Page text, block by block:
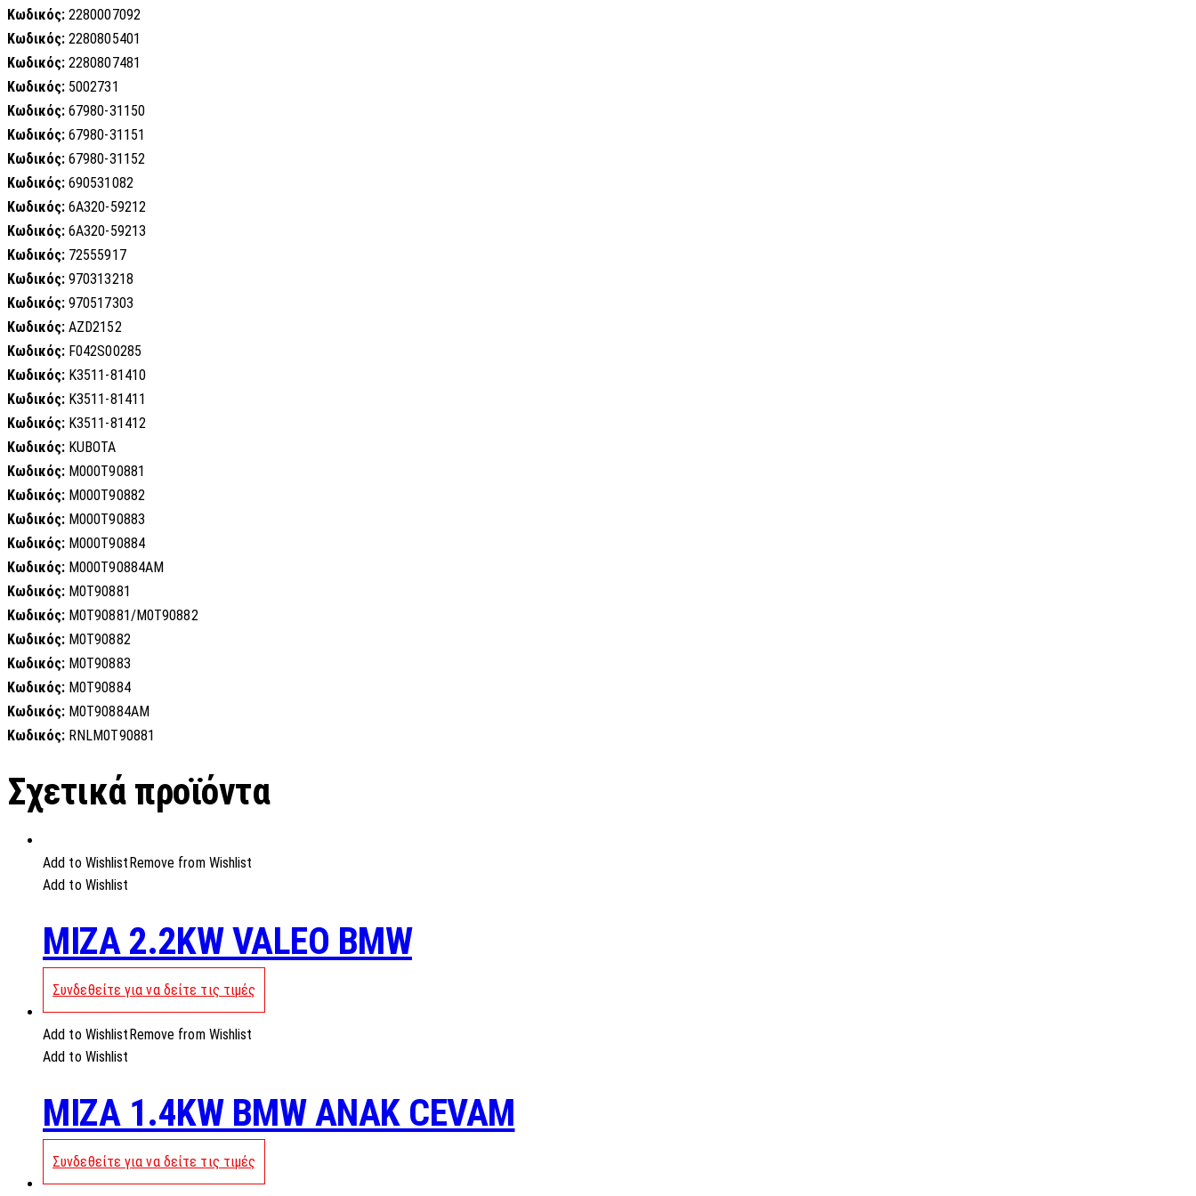
Κωδικός: 2280007092
Κωδικός: 2280805401
Κωδικός: 2280807481
Κωδικός: 5002731
Κωδικός: 67980-31150
Κωδικός: 67980-31151
Κωδικός: 67980-31152
Κωδικός: 690531082
Κωδικός: 6A320-59212
Κωδικός: 6A320-59213
Κωδικός: 72555917
Κωδικός: 970313218
Κωδικός: 970517303
Κωδικός: AZD2152
Κωδικός: F042S00285
Κωδικός: K3511-81410
Κωδικός: K3511-81411
Κωδικός: K3511-81412
Κωδικός: KUBOTA
Κωδικός: M000T90881
Κωδικός: M000T90882
Κωδικός: M000T90883
Κωδικός: M000T90884
Κωδικός: M000T90884AM
Κωδικός: M0T90881
Κωδικός: M0T90881/M0T90882
Κωδικός: M0T90882
Κωδικός: M0T90883
Κωδικός: M0T90884
Κωδικός: M0T90884AM
Κωδικός: RNLM0T90881
Σχετικά προϊόντα
Add to Wishlist Remove from Wishlist
Add to Wishlist
MIZA 2.2KW VALEO BMW
Συνδεθείτε για να δείτε τις τιμές
Add to Wishlist Remove from Wishlist
Add to Wishlist
MIZA 1.4KW BMW ANAK CEVAM
Συνδεθείτε για να δείτε τις τιμές